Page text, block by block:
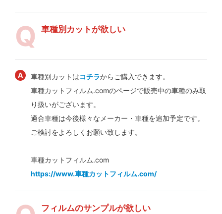
車種別カットが欲しい
車種別カットはコチラからご購入できます。
車種カットフィルム.comのページで販売中の車種のみ取
り扱いがございます。
適合車種は今後様々なメーカー・車種を追加予定です。
ご検討をよろしくお願い致します。
車種カットフィルム.com
https://www.車種カットフィルム.com/
フィルムのサンプルが欲しい